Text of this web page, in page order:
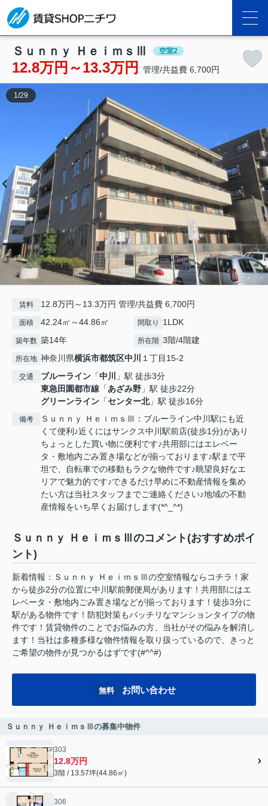
Ｓｕｎｎｙ ＨｅｉｍｓⅢ 空室2
12.8万円～13.3万円 管理/共益費 6,700円
1 /29
賃料 12.8万円～13.3万円 管理/共益費 6,700円
面積 42.24㎡～44.86㎡ 間取り 1LDK
築年数 築14年 所在階 3階/4階建
所在地 神奈川県横浜市都筑区中川 １丁目15-2
交通 ブルーライン 「中川
」駅 徒歩3分
東急田園都市線 「あざみ野 」駅 徒歩22分
グリーンライン 「センター北」駅 徒歩16分
備考
Ｓｕｎｎｙ ＨｅｉｍｓⅢ：ブルーライン中川駅にも近
くて便利♪近くにはサンクス中川駅前店(徒歩1分)があり
ちょっとした買い物に便利です♪共用部にはエレベー
タ・敷地内ごみ置き場などが揃っております♪駅まで平
坦で、自転車での移動もラクな物件です♪眺望良好なエ
リアで魅力的です♪できるだけ早めに不動産情報を集め
たい方は当社スタッフまでご連絡ください♪地域の不動
産情報をいち早くお届けします(*^_^*)
Ｓｕｎｎｙ ＨｅｉｍｓⅢのコメント(おすすめポイ
ント)
新着情報：Ｓｕｎｎｙ ＨｅｉｍｓⅢの空室情報ならコチラ！家
から徒歩2分の位置に中川駅前郵便局があります！共用部にはエ
レベータ・敷地内ごみ置き場などが揃っております！徒歩3分に
駅がある物件です！防犯対策もバッチリなマンションタイプの物
件です！賃貸物件のことでお悩みの方、当社がその悩みを解消し
ます！当社は多種多様な物件情報を取り扱っているので、きっと
ご希望の物件が見つかるはずです(#^^#)
無料 お問い合わせ
Ｓｕｎｎｙ ＨｅｉｍｓⅢの募集中物件
303
12.8万円
3階 / 13.57坪(44.86㎡)
306